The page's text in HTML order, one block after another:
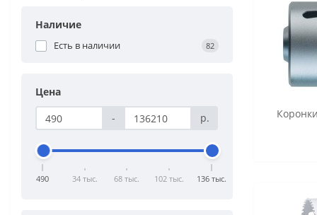
Наличие
Есть в наличии 82
Цена
-
р.
490 34 тыс. 68 тыс. 102 тыс. 136 тыс.